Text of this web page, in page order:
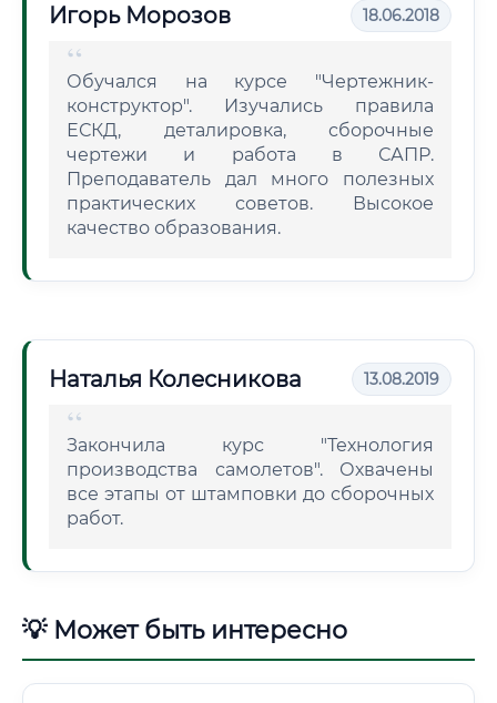
Игорь Морозов 18.06.2018
Обучался на курсе "Чертежник-
конструктор". Изучались правила
ЕСКД, деталировка, сборочные
чертежи и работа в САПР.
Преподаватель дал много полезных
практических советов. Высокое
качество образования.
Наталья Колесникова 13.08.2019
Закончила курс "Технология
производства самолетов". Охвачены
все этапы от штамповки до сборочных
работ.
💡 Может быть интересно